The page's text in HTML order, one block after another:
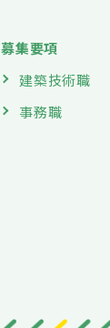
募集要項
建築技術職
事務職